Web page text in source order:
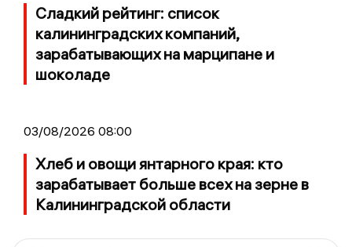
Сладкий рейтинг: список
калининградских компаний,
зарабатывающих на марципане и
шоколаде
03/08/2026 08:00
Хлеб и овощи янтарного края: кто
зарабатывает больше всех на зерне в
Калининградской области